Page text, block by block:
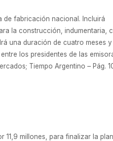
de fabricación nacional. Incluirá
la construcción, indumentaria,
una duración de cuatro meses
los presidentes de las
Tiempo Argentino – Pág.
11,9 millones, para finalizar la